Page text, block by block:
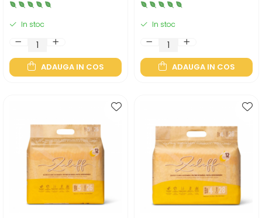
In stoc
ADAUGA IN COS
In stoc
ADAUGA IN COS